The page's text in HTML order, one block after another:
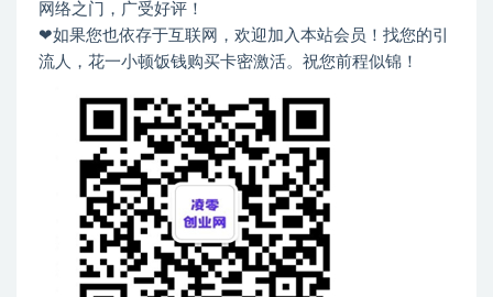
网络之门，广受好评！
❤如果您也依存于互联网，欢迎加入本站会员！找您的引
流人，花一小顿饭钱购买卡密激活。祝您前程似锦！